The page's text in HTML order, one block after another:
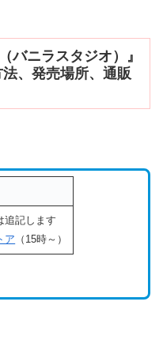
バニラスタジオ）』
、発売場所、通販
追記します
ア （15時～）